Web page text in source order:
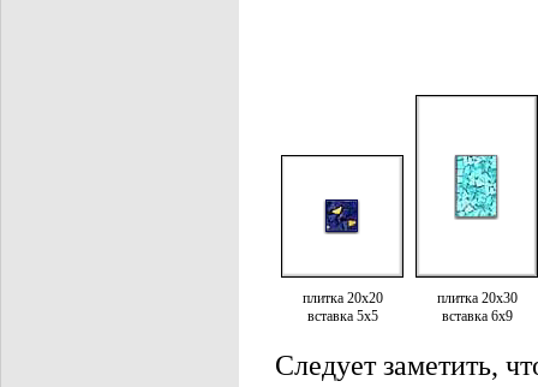
плитка 20х20
вставка 5х5
плитка 20х30
вставка 6х9
Следует заметить,